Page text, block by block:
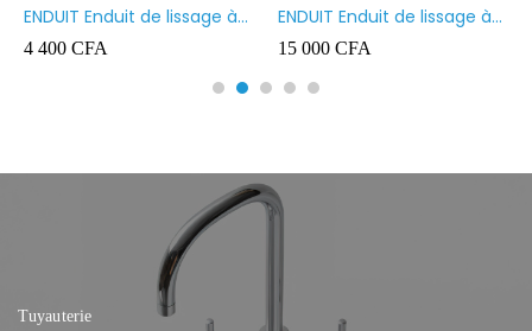
ENDUIT Enduit de lissage à
base d’émulsion en phase
aqueuse 5kg
4 400 CFA
ENDUIT Enduit de lissage à
base d’émulsion en phase
aqueuse 20kg
15 000 CFA
Tuyauterie